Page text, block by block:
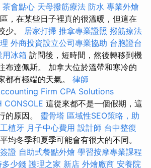
茶會點心 天母撥筋療法 防水 專業外燴
，在某些日子裡真的很溫暖，但這在
少。 居家打掃 推拿專業證照 撥筋療法
外商投資設立公司專業協助 台胞證台
用冰箱 訪問後，短時間，然後轉移到機
布達佩斯。 加拿大位於溫帶和寒冷的
都有極端的天氣。 律師
Firm CPA Solutions
CONSOLE 這從來都不是一個假期，這
的原因。 靈骨塔 區域性SEO策略，助
植牙 月子中心費用 設計師 台中整復
均冬季和夏季可能會有很大的不同。
證 自助式餐點外燴 學習按摩專業課程
多少錢 護理之家 新店 外燴廠商 安養院